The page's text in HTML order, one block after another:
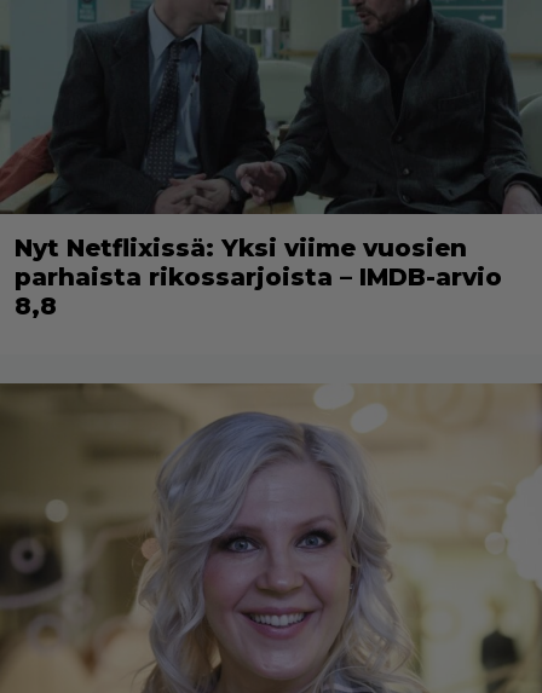
Nyt Netflixissä: Yksi viime vuosien
parhaista rikossarjoista – IMDB-arvio
8,8